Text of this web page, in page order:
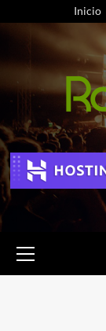
contenido
Inicio
primario